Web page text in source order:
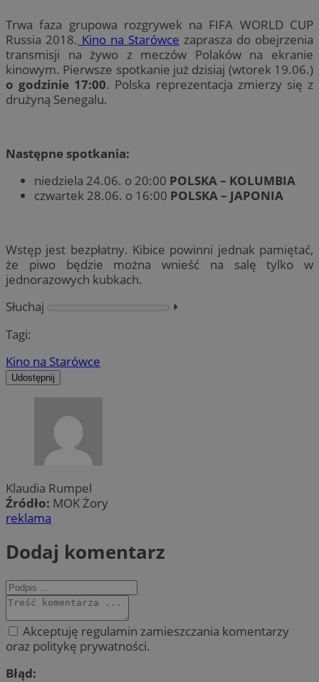
Trwa faza grupowa rozgrywek na FIFA WORLD CUP
Russia 2018. Kino na Starówce zaprasza do obejrzenia
transmisji na żywo z meczów Polaków na ekranie
kinowym. Pierwsze spotkanie już dzisiaj (wtorek 19.06.)
o godzinie 17:00. Polska reprezentacja zmierzy się z
drużyną Senegalu.
Następne spotkania:
niedziela 24.06. o 20:00 POLSKA – KOLUMBIA
czwartek 28.06. o 16:00 POLSKA – JAPONIA
Wstęp jest bezpłatny. Kibice powinni jednak pamiętać,
że piwo będzie można wnieść na salę tylko w
jednorazowych kubkach.
Słuchaj
⏵︎
Tagi:
Kino na Starówce
Udostępnij
Klaudia Rumpel
Źródło: MOK Żory
reklama
Dodaj komentarz
Akceptuję regulamin zamieszczania komentarzy
oraz politykę prywatności.
Błąd: